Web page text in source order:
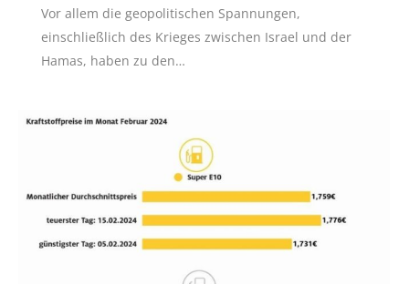
Vor allem die geopolitischen Spannungen,
einschließlich des Krieges zwischen Israel und der
Hamas, haben zu den…